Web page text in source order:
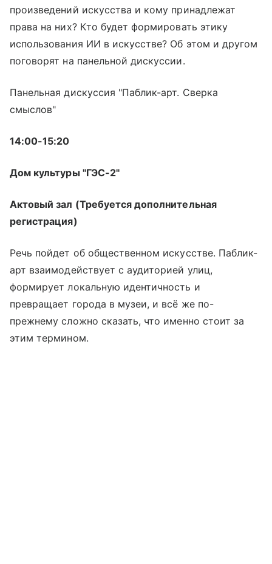
произведений искусства и кому принадлежат
права на них? Кто будет формировать этику
использования ИИ в искусстве? Об этом и другом
поговорят на панельной дискуссии.
Панельная дискуссия "Паблик-арт. Сверка
смыслов"
14:00-15:20
Дом культуры "ГЭС-2"
Актовый зал (Требуется дополнительная
регистрация)
Речь пойдет об общественном искусстве. Паблик-
арт взаимодействует с аудиторией улиц,
формирует локальную идентичность и
превращает города в музеи, и всё же по-
прежнему сложно сказать, что именно стоит за
этим термином.